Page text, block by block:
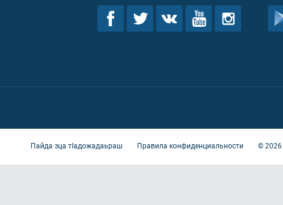
Пайда эца тIадожадаьраш Правила конфиденциальности ©2026